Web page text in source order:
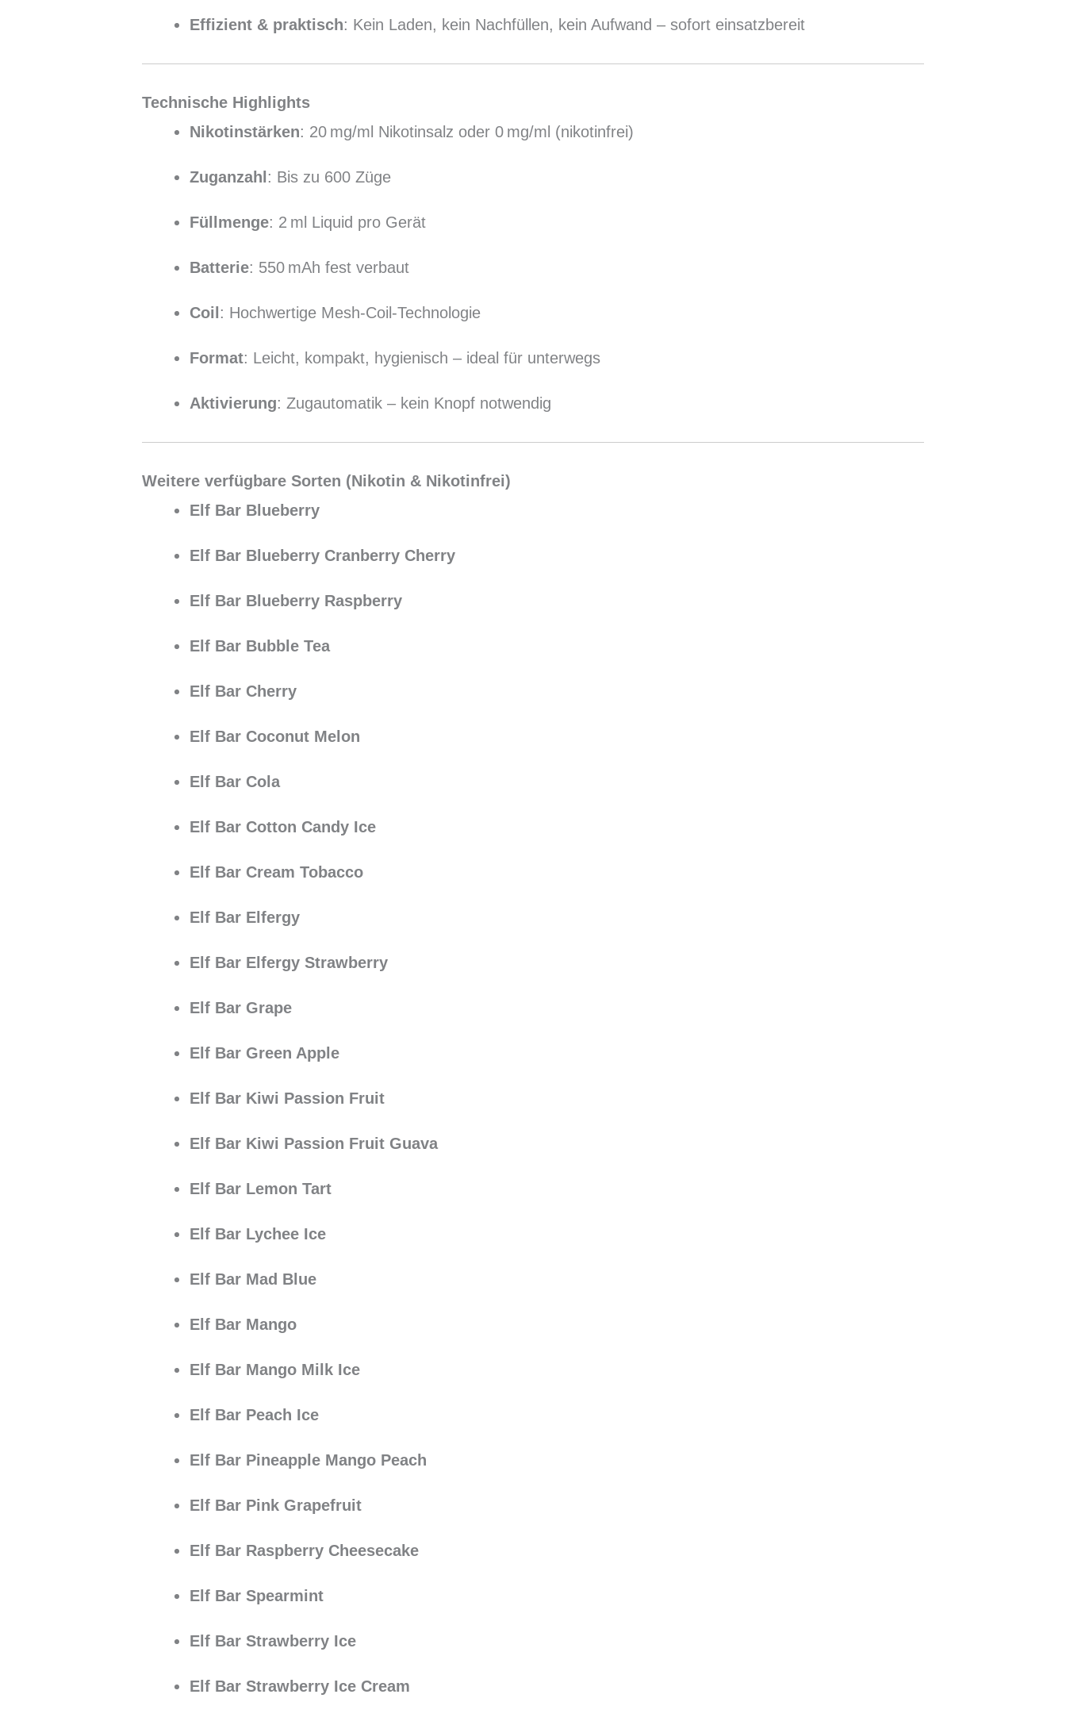
Effizient & praktisch: Kein Laden, kein Nachfüllen, kein Aufwand – sofort einsatzbereit
Technische Highlights
Nikotinstärken: 20 mg/ml Nikotinsalz oder 0 mg/ml (nikotinfrei)
Zuganzahl : Bis zu 600 Züge
Füllmenge: 2 ml Liquid pro Gerät
Batterie: 550 mAh fest verbaut
Coil : Hochwertige Mesh-Coil-Technologie
Format: Leicht, kompakt, hygienisch – ideal für unterwegs
Aktivierung: Zugautomatik – kein Knopf notwendig
Weitere verfügbare Sorten (Nikotin & Nikotinfrei)
Elf Bar Blueberry
Elf Bar Blueberry Cranberry Cherry
Elf Bar Blueberry Raspberry
Elf Bar Bubble Tea
Elf Bar Cherry
Elf Bar Coconut Melon
Elf Bar Cola
Elf Bar Cotton Candy Ice
Elf Bar Cream Tobacco
Elf Bar Elfergy
Elf Bar Elfergy Strawberry
Elf Bar Grape
Elf Bar Green Apple
Elf Bar Kiwi Passion Fruit
Elf Bar Kiwi Passion Fruit Guava
Elf Bar Lemon Tart
Elf Bar Lychee Ice
Elf Bar Mad Blue
Elf Bar Mango
Elf Bar Mango Milk Ice
Elf Bar Peach Ice
Elf Bar Pineapple Mango Peach
Elf Bar Pink Grapefruit
Elf Bar Raspberry Cheesecake
Elf Bar Spearmint
Elf Bar Strawberry Ice
Elf Bar Strawberry Ice Cream